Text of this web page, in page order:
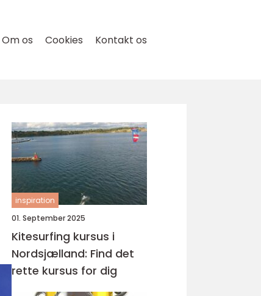
Om os Cookies Kontakt os
inspiration
01. September 2025
Kitesurfing kursus i
Nordsjælland: Find det
rette kursus for dig